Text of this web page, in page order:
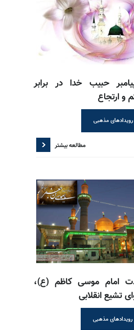
حبیب خدا در برابر
و ارتجاع
رویدادهای مذهبی
مطالعه بیشتر
امام موسی کاظم (ع)،
تشیع انقلابی
رویدادهای مذهبی